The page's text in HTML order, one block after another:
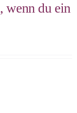
wenn du ein